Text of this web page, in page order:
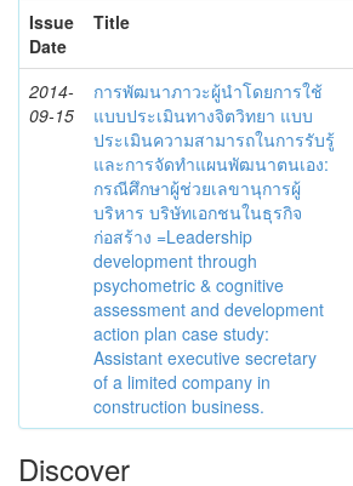
Issue
Date
Title
2014-
09-15
การพัฒนาภาวะผู้นำโดยการใช้
แบบประเมินทางจิตวิทยา แบบ
ประเมินความสามารถในการรับรู้
และการจัดทำแผนพัฒนาตนเอง:
กรณีศึกษาผู้ช่วยเลขานุการผู้
บริหาร บริษัทเอกชนในธุรกิจ
ก่อสร้าง =Leadership
development through
psychometric & cognitive
assessment and development
action plan case study:
Assistant executive secretary
of a limited company in
construction business.
Discover